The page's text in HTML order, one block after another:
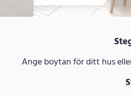
Ange boytan för ditt hus